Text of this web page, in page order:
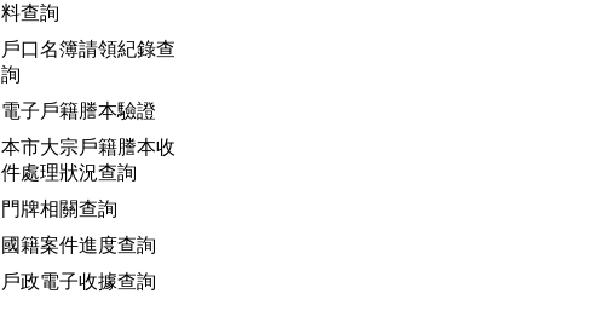
料查詢
戶口名簿請領紀錄查
詢
電子戶籍謄本驗證
本市大宗戶籍謄本收
件處理狀況查詢
門牌相關查詢
國籍案件進度查詢
戶政電子收據查詢